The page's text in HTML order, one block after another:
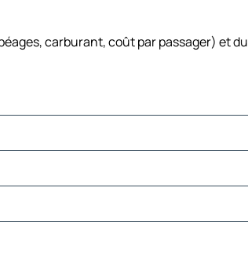
carburant, coût par passager) et